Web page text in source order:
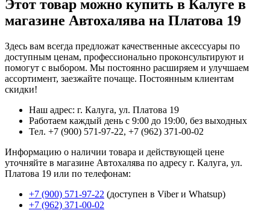
Этот товар можно купить в Калуге в
магазине Автохалява на Платова 19
Здесь вам всегда предложат качественные аксессуары по
доступным ценам, профессионально проконсультируют и
помогут с выбором. Мы постоянно расширяем и улучшаем
ассортимент, заезжайте почаще. Постоянным клиентам
скидки!
Наш адрес: г. Калуга, ул. Платова 19
Работаем каждый день с 9:00 до 19:00, без выходных
Тел. +7 (900) 571-97-22, +7 (962) 371-00-02
Информацию о наличии товара и действующей цене
уточняйте в магазине Автохалява по адресу г. Калуга, ул.
Платова 19 или по телефонам:
+7 (900) 571-97-22 (доступен в Viber и Whatsup)
+7 (962) 371-00-02